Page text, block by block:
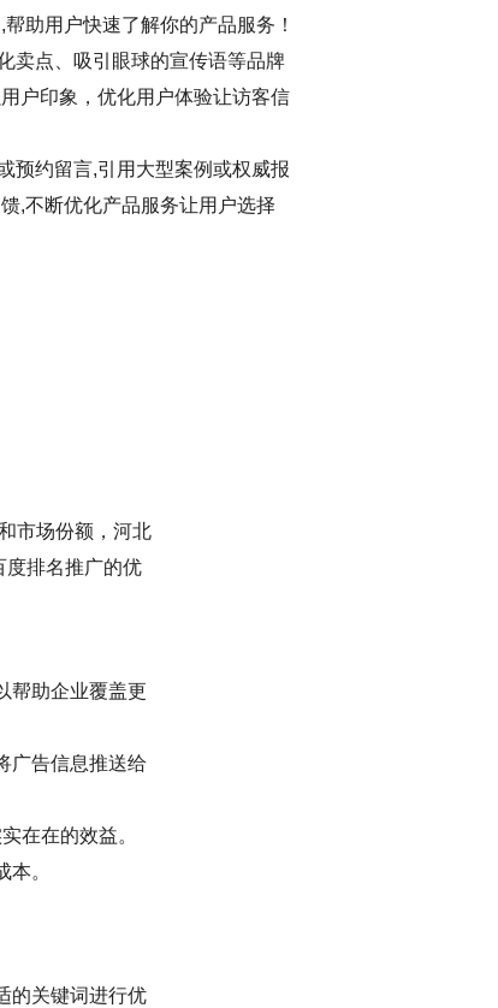
助用户快速了解你的产品服务！
卖点、吸引眼球的宣传语等品牌
户印象，优化用户体验让访客信
预约留言,引用大型案例或权威报
,不断优化产品服务让用户选择
市场份额，河北
度排名推广的优
帮助企业覆盖更
广告信息推送给
在在的效益。
。
的关键词进行优